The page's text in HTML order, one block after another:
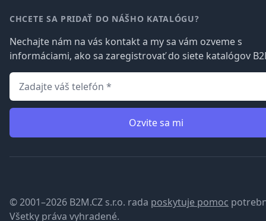
CHCETE SA PRIDAŤ DO NÁŠHO KATALÓGU?
Nechajte nám na vás kontakt a my sa vám ozveme s
informáciami, ako sa zaregistrovať do siete katalógov
Telefón
Ozvite sa mi
© 2001–2026 B2M.CZ s.r.o. rada poskytuje pomoc
Všetky práva vyhradené.